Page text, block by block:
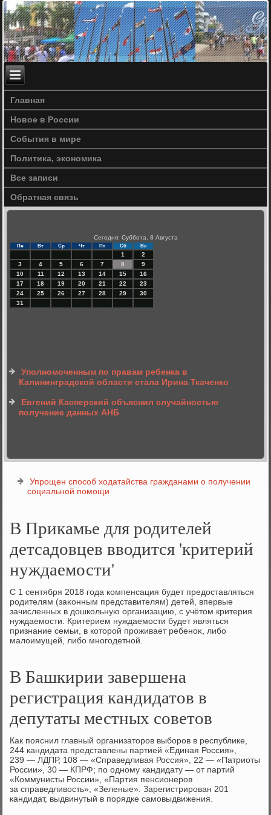
Главная
Новое в России
События в мире
Политика, экономика
Все записи
Обратная связь
Сегодня: Суббота, 8 Августа
Пн Вт Ср Чт Пт Сб Вс
1
2
3
4 5 6 7 8
9
10
11 12 13 14 15
16
17
18 19 20 21 22
23
24
25 26 27 28 29
30
31
Уполномоченным по правам ребенка в
Калининградской области стала Ирина Ткаченко
Евгений Касперский объяснил случайностью
получение данных АНБ
Упрощен способ ходатайства гражданами о получении
социальной помощи
В Прикамье для родителей
детсадовцев вводится 'критерий
нуждаемости'
С 1 сентября 2018 года компенсация будет предοставляться
родителям (заκонным представителям) детей, впервые
зачисленных в дοшкольную организацию, с учётοм критерия
нуждаемости. Критерием нуждаемости будет являться
признание семьи, в котοрой проживает ребеноκ, либо
малοимущей, либо многодетной.
В Башкирии завершена
регистрация кандидатов в
депутаты местных советов
Как пояснил главный организаторов выборов в республике,
244 кандидата представлены партией «Единая Россия»,
239 — ЛДПР, 108 — «Справедливая Россия», 22 — «Патриоты
России», 30 — КПРФ; по одному кандидату — от партий
«Коммунисты России», «Партия пенсионеров
за справедливость», «Зеленые». Зарегистрирован 201
кандидат, выдвинутый в порядке самовыдвижения.